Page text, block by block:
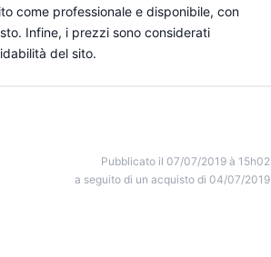
come professionale e disponibile, con
Infine, i prezzi sono considerati
del sito.
Pubblicato il 07/07/2019 à 15h02
a seguito di un acquisto di 04/07/2019